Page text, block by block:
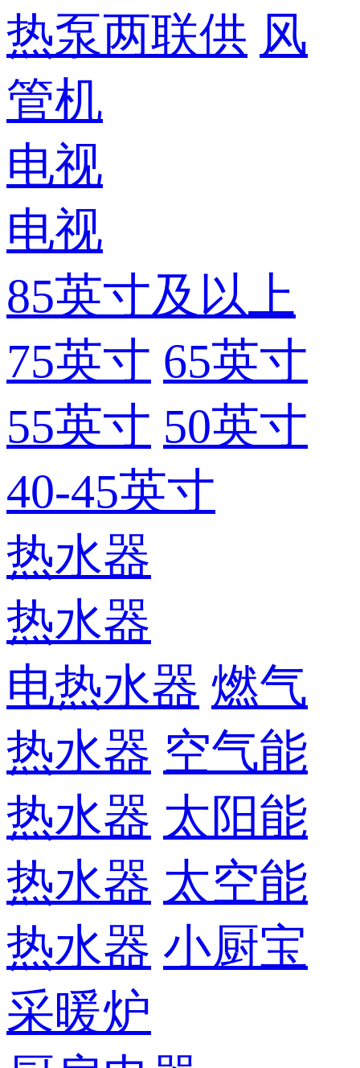
热泵两联供 风
管机
电视
电视
85英寸及以上
75英寸 65英寸
55英寸 50英寸
40-45英寸
热水器
热水器
电热水器 燃气
热水器 空气能
热水器 太阳能
热水器 太空能
热水器 小厨宝
采暖炉